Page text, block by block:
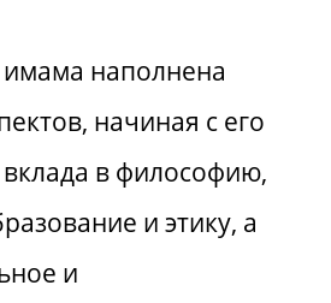
наполнена
начиная с его
в философию,
и этику, а
и